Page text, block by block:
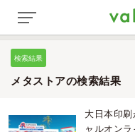
検索結果
メタストアの検索結果
大日本印
ャルオン